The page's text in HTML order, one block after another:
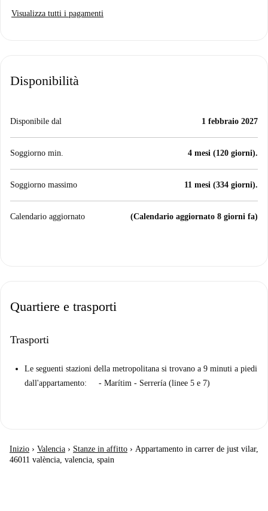
Visualizza tutti i pagamenti
Disponibilità
Disponibile dal 1 febbraio 2027
Soggiorno min. 4 mesi (120 giorni).
Soggiorno massimo 11 mesi (334 giorni).
Calendario aggiornato (Calendario aggiornato 8 giorni fa)
Quartiere e trasporti
Trasporti
Le seguenti stazioni della metropolitana si trovano a 9 minuti a piedi
dall'appartamento: - Marítim - Serrería (linee 5 e 7)
Inizio › Valencia › Stanze in affitto › Appartamento in carrer de just vilar,
46011 valència, valencia, spain